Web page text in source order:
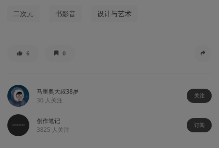
二次元 书影音 设计与艺术
6 0
马里奥大叔38岁
30 人关注
关注
创作笔记
3825 人关注
订阅